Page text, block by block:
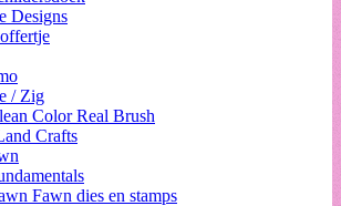
Designs
/ Zig
Color Real Brush
Crafts
Fawn dies en stamps